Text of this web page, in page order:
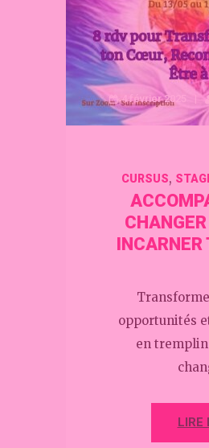
4 février 2025
CURSUS,
INCARNER
opportunités
en
LIRE